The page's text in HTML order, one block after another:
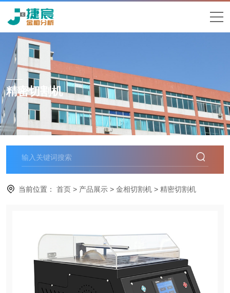
精密切割机
当前位置： 首页 > 产品展示 > 金相切割机 > 精密切割机